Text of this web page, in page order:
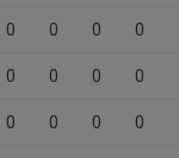
0 0 0 0
0 0 0 0
0 0 0 0